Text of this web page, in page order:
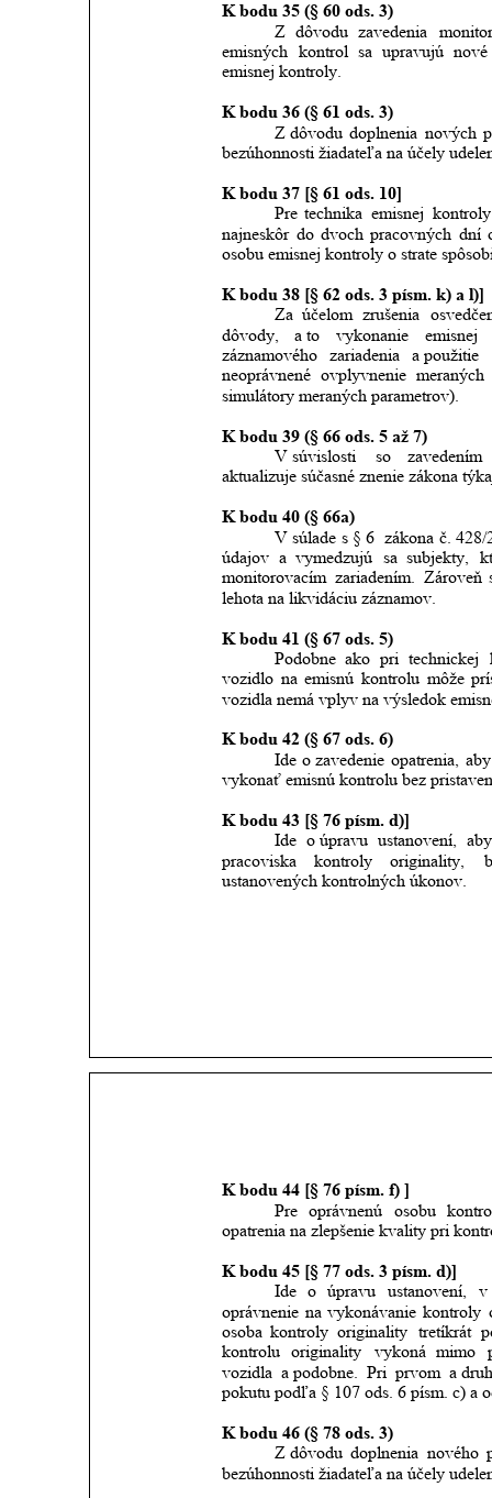
K bodu 35 (§ 60 ods. 3)
Z dôvodu zavedenia
emisných
kontrol sa upravujú nové
emisnej kontroly.
K bodu 36 (§ 61 ods. 3)
Z dôvodu doplnenia nových
bezúhonnosti žiadateľa na účely
K bodu 37 [§ 61 ods. 10]
Pre technika emisnej kontroly
najneskôr do dvoch pracovných dní
osobu emisnej kontroly o strate
K bodu 38 [§ 62 ods. 3 písm. k) a l)]
Za účelom zrušenia
dôvody,
a to vykonanie
emisnej
záznamového
zariadenia a použitie
neoprávnené ovplyvnenie meraných
simulátory meraných parametrov).
K bodu 39 (§ 66 ods. 5 až 7)
V súvislosti
so
zavedením
aktualizuje súčasné znenie zákona
K bodu 40 (§ 66a)
V súlade s § 6 zákona č. 428/
údajov a vymedzujú sa subjekty,
monitorovacím zariadením. Zároveň
lehota na likvidáciu záznamov.
K bodu 41 (§ 67 ods. 5)
Podobne ako pri technickej
vozidlo na emisnú kontrolu môže
vozidla nemá vplyv na výsledok
K bodu 42 (§ 67 ods. 6)
Ide o zavedenie opatrenia,
aby
vykonať emisnú kontrolu bez
K bodu 43 [§ 76 písm. d)]
Ide o úpravu ustanovení, aby
pracoviska
kontroly originality,
ustanovených kontrolných úkonov.
K bodu 44 [§ 76 písm. f) ]
Pre
oprávnenú osobu
opatrenia na zlepšenie kvality pri
K bodu 45 [§ 77 ods. 3 písm. d)]
Ide
o úpravu ustanovení,
v
oprávnenie na vykonávanie kontroly
osoba kontroly originality tretíkrát
kontrolu
originality vykoná mimo
vozidla a podobne. Pri prvom a
pokutu podľa § 107 ods. 6 písm. c) a
K bodu 46 (§ 78 ods. 3)
Z dôvodu doplnenia nového
bezúhonnosti žiadateľa na účely